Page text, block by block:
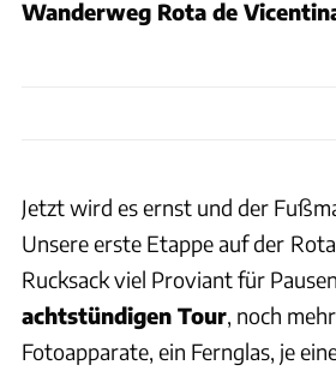
Wanderweg Rota de
Jetzt wird es ernst und der
Unsere erste Etappe auf der
Rucksack viel Proviant für
achtstündigen Tour, noch
Fotoapparate, ein Fernglas, je